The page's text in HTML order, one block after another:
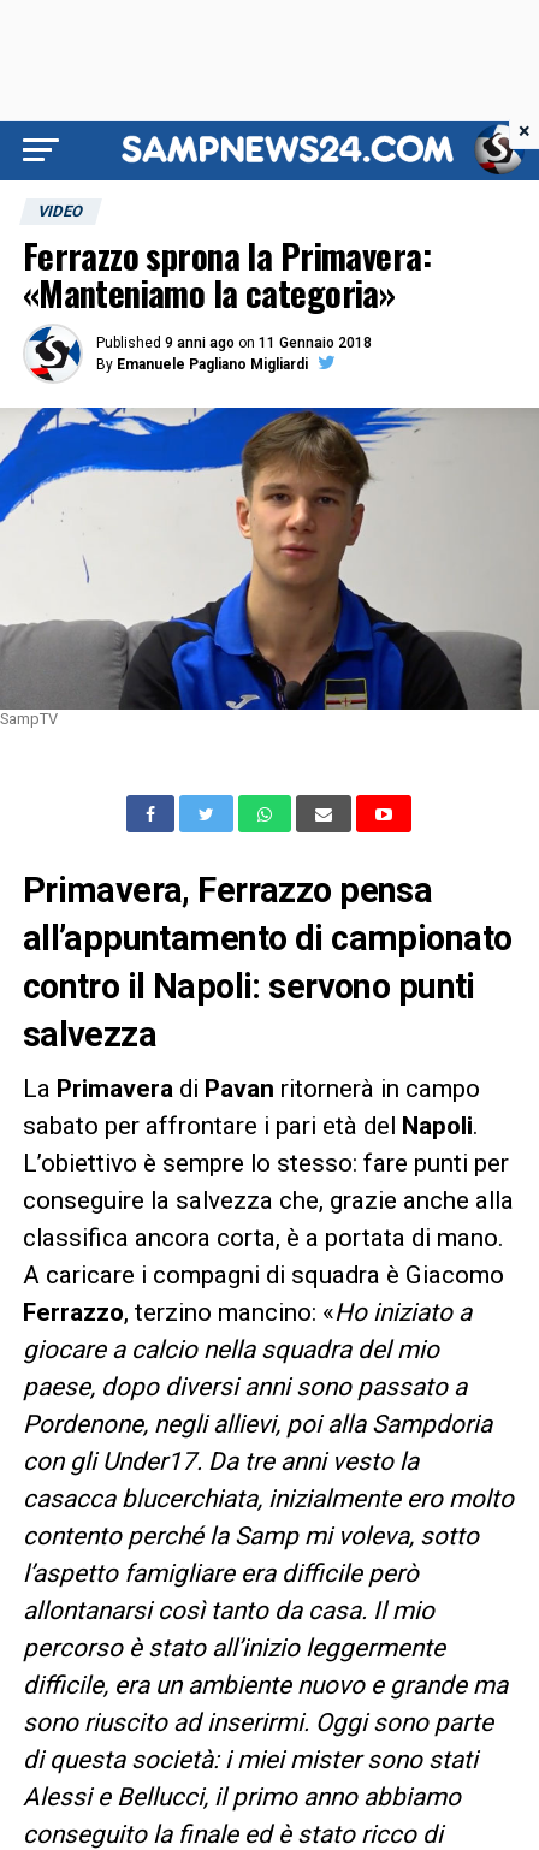
VIDEO
Ferrazzo sprona la Primavera:
«Manteniamo la categoria»
Published 9 anni ago on 11 Gennaio 2018
By Emanuele Pagliano Migliardi
SampTV
Primavera, Ferrazzo pensa
all’appuntamento di campionato
contro il Napoli: servono punti
salvezza
La Primaveradi Pavan ritornerà in campo
sabato per affrontare i pari età del Napoli.
L’obiettivo è sempre lo stesso: fare punti per
conseguire la salvezza che, grazie anche alla
classifica ancora corta, è a portata di mano.
A caricare i compagni di squadra è Giacomo
Ferrazzo, terzino mancino: «Ho iniziato a
giocare a calcio nella squadra del mio
paese, dopo diversi anni sono passato a
Pordenone, negli allievi, poi alla Sampdoria
con gli Under17. Da tre anni vesto la
casacca blucerchiata, inizialmente ero molto
contento perché la Samp mi voleva, sotto
l’aspetto famigliare era difficile però
allontanarsi così tanto da casa. Il mio
percorso è stato all’inizio leggermente
difficile, era un ambiente nuovo e grande ma
sono riuscito ad inserirmi. Oggi sono parte
di questa società: i miei mister sono stati
Alessi e Bellucci, il primo anno abbiamo
conseguito la finale ed è stato ricco di
×